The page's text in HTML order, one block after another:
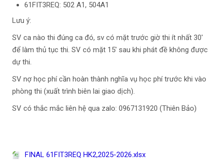
61FIT3REQ: 502 A1, 504A1
Lưu ý:
SV ca nào thi đúng ca đó, sv có mặt trước giờ thi ít nhất 30'
để làm thủ tục thi. SV có mặt 15' sau khi phát đề không được
dự thi.
SV nợ học phí cần hoàn thành nghĩa vụ học phí trước khi vào
phòng thi (xuất trình biên lai giao dịch).
SV có thắc mắc liên hệ qua zalo: 0967131920 (Thiên Bảo)
FINAL 61FIT3REQ HK2,2025-2026.xlsx